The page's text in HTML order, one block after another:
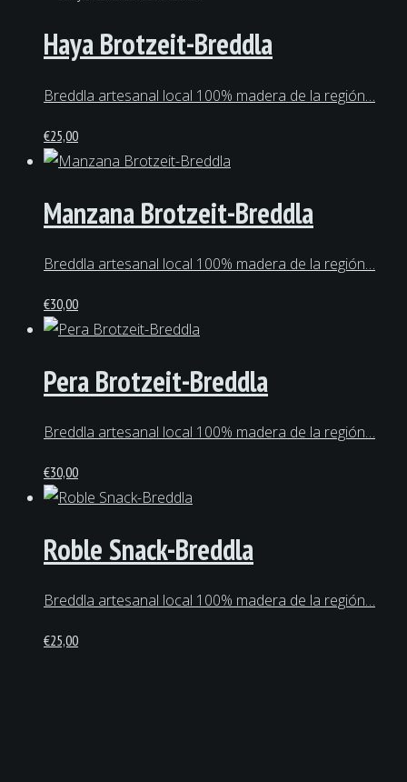
Haya Brotzeit-Breddla
Breddla artesanal local 100% madera de la región…
€25,00
Manzana Brotzeit-Breddla
Breddla artesanal local 100% madera de la región…
€30,00
Pera Brotzeit-Breddla
Breddla artesanal local 100% madera de la región…
€30,00
Roble Snack-Breddla
Breddla artesanal local 100% madera de la región…
€25,00